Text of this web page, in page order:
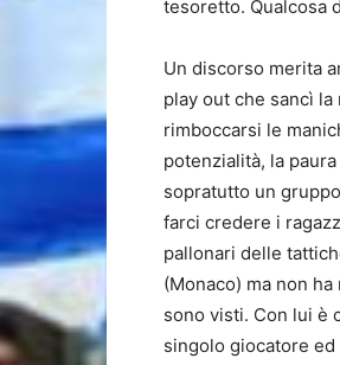
tesoretto. Qualcosa
Un discorso merita
play out che sancì
rimboccarsi le
potenzialità, la
sopratutto un
farci credere i
pallonari delle
(Monaco) ma non
sono visti. Con lui è
singolo giocatore